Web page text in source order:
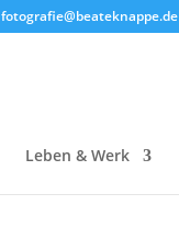
fotografie@beateknappe.de
Leben & Werk